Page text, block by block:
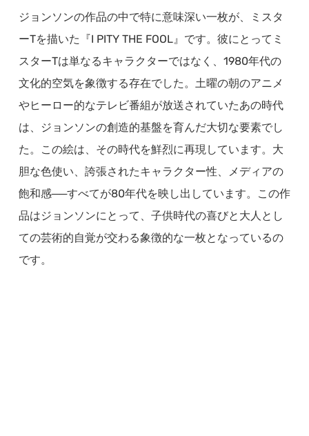
ジョンソンの作品の中で特に意味深い一枚が、ミスタ
ーTを描いた『I PITY THE FOOL』です。彼にとってミ
スターTは単なるキャラクターではなく、1980年代の
文化的空気を象徴する存在でした。土曜の朝のアニメ
やヒーロー的なテレビ番組が放送されていたあの時代
は、ジョンソンの創造的基盤を育んだ大切な要素でし
た。この絵は、その時代を鮮烈に再現しています。大
胆な色使い、誇張されたキャラクター性、メディアの
飽和感──すべてが80年代を映し出しています。この作
品はジョンソンにとって、子供時代の喜びと大人とし
ての芸術的自覚が交わる象徴的な一枚となっているの
です。